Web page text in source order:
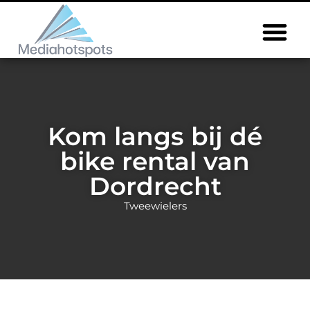
Kom langs bij dé
bike rental van
Dordrecht
Tweewielers